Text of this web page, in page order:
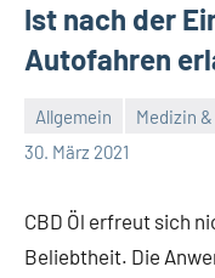
Ist nach der
Autofahren
Allgemein Medizin
30. März 2021
Redaktion
Keine
CBD Öl erfreut sich
Beliebtheit. Die